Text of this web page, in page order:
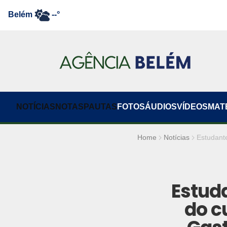
Belém --°
NOTÍCIAS NOTAS PAUTAS FOTOSÁUDIOSVÍDEOS
Home Notícias
do